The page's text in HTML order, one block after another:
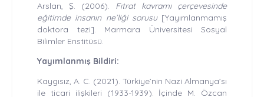
Arslan, Ş. (2006). Fıtrat kavramı çerçevesinde
eğitimde insanın ne’liği sorusu[Yayımlanmamış
doktora tezi]. Marmara Üniversitesi Sosyal
Bilimler Enstitüsü.
Yayımlanmış Bildiri:
Kaygısız, A. C. (2021). Türkiye’nin Nazi Almanya’sı
ile ticari ilişkileri (1933-1939). İçinde M. Özcan